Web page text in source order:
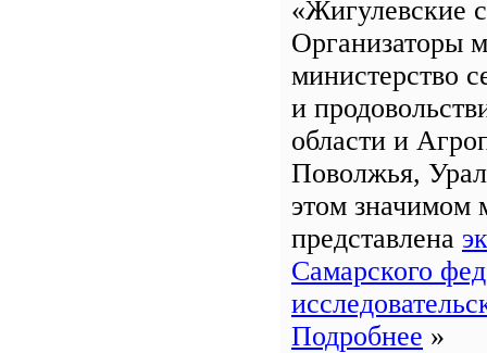
«Жигулевские
Организаторы
министерство
и
области и
Поволжья,
этом значимом
представлена
Самарского
Подробнее »